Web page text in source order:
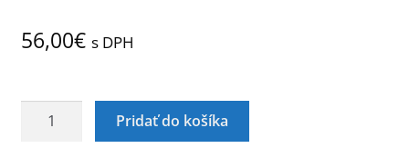
Proces objednávky
56,00€ s DPH
množstvo
Pridať do košíka